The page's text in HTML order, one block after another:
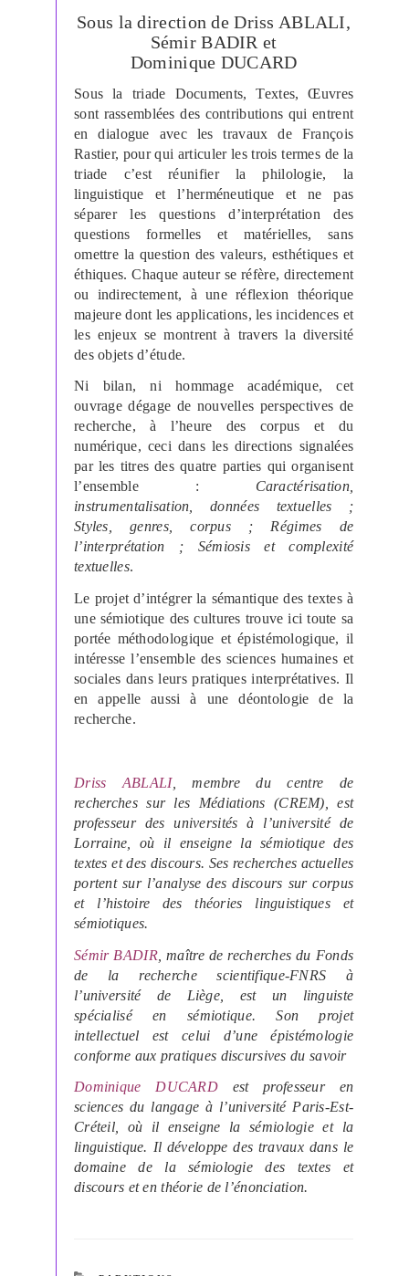
Sous la direction de Driss ABLALI,
Sémir BADIR et
Dominique DUCARD
Sous la triade Documents, Textes, Œuvres
sont rassemblées des contributions qui entrent
en dialogue avec les travaux de François
Rastier, pour qui articuler les trois termes de la
triade c’est réunifier la philologie, la
linguistique et l’herméneutique et ne pas
séparer les questions d’interprétation des
questions formelles et matérielles, sans
omettre la question des valeurs, esthétiques et
éthiques. Chaque auteur se réfère, directement
ou indirectement, à une réflexion théorique
majeure dont les applications, les incidences et
les enjeux se montrent à travers la diversité
des objets d’étude.
Ni bilan, ni hommage académique, cet
ouvrage dégage de nouvelles perspectives de
recherche, à l’heure des corpus et du
numérique, ceci dans les directions signalées
par les titres des quatre parties qui organisent
l’ensemble : Caractérisation,
instrumentalisation, données textuelles ;
Styles, genres, corpus ; Régimes de
l’interprétation ; Sémiosis et complexité
textuelles.
Le projet d’intégrer la sémantique des textes à
une sémiotique des cultures trouve ici toute sa
portée méthodologique et épistémologique, il
intéresse l’ensemble des sciences humaines et
sociales dans leurs pratiques interprétatives. Il
en appelle aussi à une déontologie de la
recherche.
Driss ABLALI, membre du centre de
recherches sur les Médiations (CREM), est
professeur des universités à l’université de
Lorraine, où il enseigne la sémiotique des
textes et des discours. Ses recherches actuelles
portent sur l’analyse des discours sur corpus
et l’histoire des théories linguistiques et
sémiotiques.
Sémir BADIR, maître de recherches du Fonds
de la recherche scientifique-FNRS à
l’université de Liège, est un linguiste
spécialisé en sémiotique. Son projet
intellectuel est celui d’une épistémologie
conforme aux pratiques discursives du savoir
Dominique DUCARDest professeur en
sciences du langage à l’université Paris-Est-
Créteil, où il enseigne la sémiologie et la
linguistique. Il développe des travaux dans le
domaine de la sémiologie des textes et
discours et en théorie de l’énonciation.